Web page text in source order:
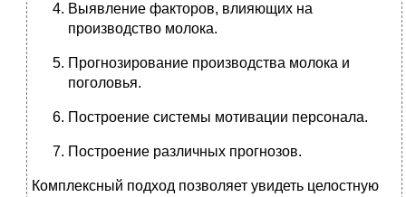
Выявление факторов, влияющих на
производство молока.
Прогнозирование производства молока и
поголовья.
Построение системы мотивации персонала.
Построение различных прогнозов.
Комплексный подход позволяет увидеть целостную